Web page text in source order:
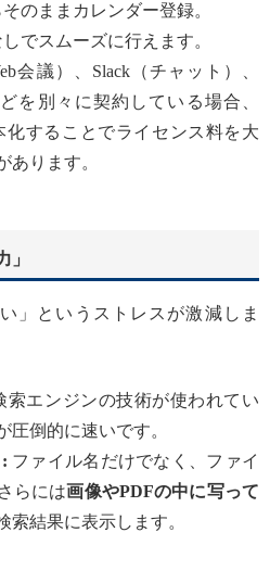
のままカレンダー登録。
でスムーズに行えます。
会議）、Slack（チャット）、
を別々に契約している場合、
化することでライセンス料を大
あります。
」
」というストレスが激減しま
索エンジンの技術が使われてい
圧倒的に速いです。
ファイル名だけでなく、ファイ
らには画像やPDFの中に写って
索結果に表示します。